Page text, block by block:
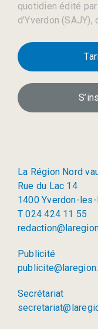
quotidien édité
d’Yverdon
La Région Nord
Rue du Lac 14
1400 Yverdon-
T 024 424 11 55
Publicité
Secrétariat